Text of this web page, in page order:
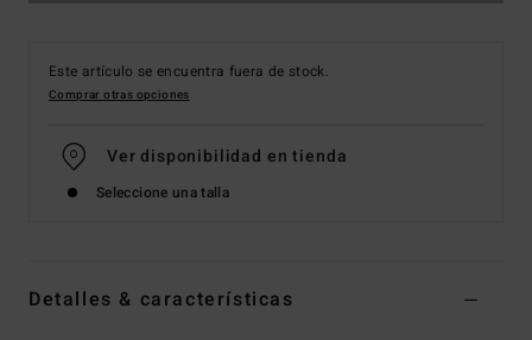
Este artículo se encuentra fuera de stock.
Comprar otras opciones
Ver disponibilidad en tienda
Seleccione una talla
Detalles & características